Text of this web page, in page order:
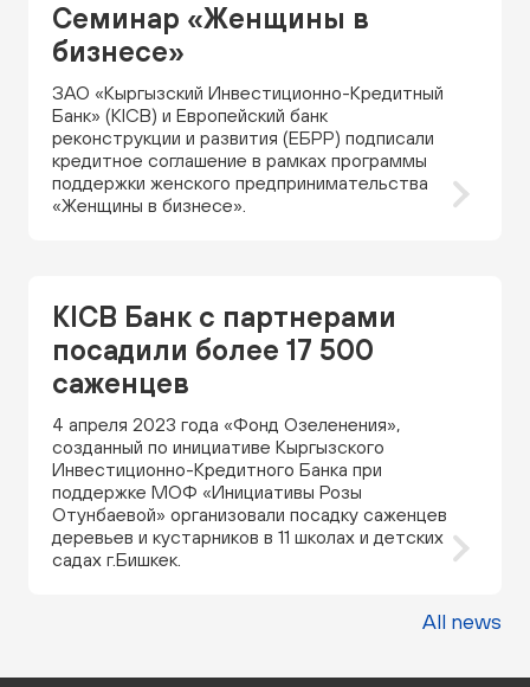
Семинар «Женщины в
бизнесе»
ЗАО «Кыргызский Инвестиционно-Кредитный
Банк» (KICB) и Европейский банк
реконструкции и развития (ЕБРР) подписали
кредитное соглашение в рамках программы
поддержки женского предпринимательства
«Женщины в бизнесе».
KICB Банк с партнерами
посадили более 17 500
саженцев
4 апреля 2023 года «Фонд Озеленения»,
созданный по инициативе Кыргызского
Инвестиционно-Кредитного Банка при
поддержке МОФ «Инициативы Розы
Отунбаевой» организовали посадку саженцев
деревьев и кустарников в 11 школах и детских
садах г.Бишкек.
All news